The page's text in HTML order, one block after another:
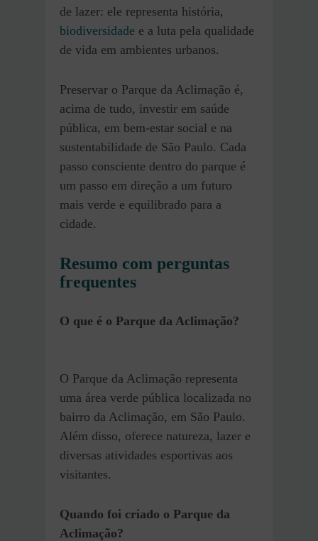
de lazer: ele representa história,
biodiversidade e a luta pela qualidade
de vida em ambientes urbanos.
Preservar o Parque da Aclimação é,
acima de tudo, investir em saúde
pública, em bem-estar social e na
sustentabilidade de São Paulo. Cada
passo consciente dentro do parque é
um passo em direção a um futuro
mais verde e equilibrado para a
cidade.
Resumo com perguntas
frequentes
O que é o Parque da Aclimação?
O Parque da Aclimação representa
uma área verde pública localizada no
bairro da Aclimação, em São Paulo.
Além disso, oferece natureza, lazer e
diversas atividades esportivas aos
visitantes.
Quando foi criado o Parque da
Aclimação?